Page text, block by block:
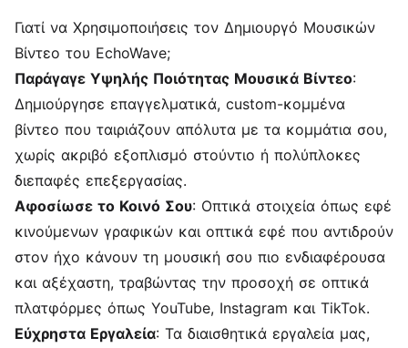
Γιατί να Χρησιμοποιήσεις τον Δημιουργό Μουσικών
Βίντεο του EchoWave;
Παράγαγε Υψηλής Ποιότητας Μουσικά Βίντεο:
Δημιούργησε επαγγελματικά, custom-κομμένα
βίντεο που ταιριάζουν απόλυτα με τα κομμάτια σου,
χωρίς ακριβό εξοπλισμό στούντιο ή πολύπλοκες
διεπαφές επεξεργασίας.
Αφοσίωσε το Κοινό Σου: Οπτικά στοιχεία όπως εφέ
κινούμενων γραφικών και οπτικά εφέ που αντιδρούν
στον ήχο κάνουν τη μουσική σου πιο ενδιαφέρουσα
και αξέχαστη, τραβώντας την προσοχή σε οπτικά
πλατφόρμες όπως YouTube, Instagram και TikTok.
Εύχρηστα Εργαλεία: Τα διαισθητικά εργαλεία μας,